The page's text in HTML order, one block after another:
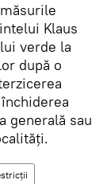
Klaus
verde la
după o
generală sau